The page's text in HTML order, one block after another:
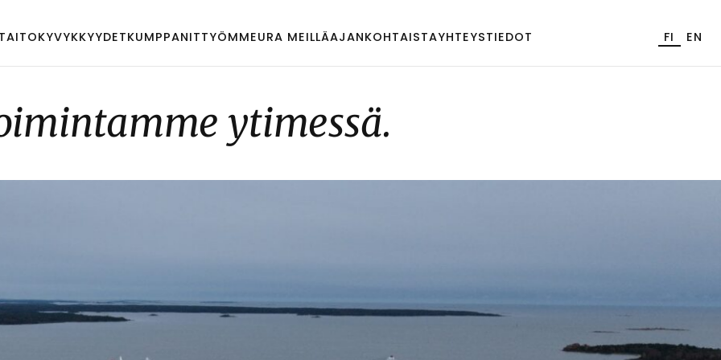
KYVYKKYYDETKUMPPANITTYÖMMEURA MEILLÄAJANKOHTAISTAYHTEYSTIEDOT FI EN
yti­mes­sä.